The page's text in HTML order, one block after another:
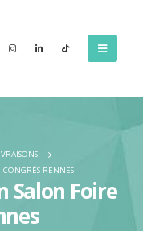
RENNES
Salon Foire